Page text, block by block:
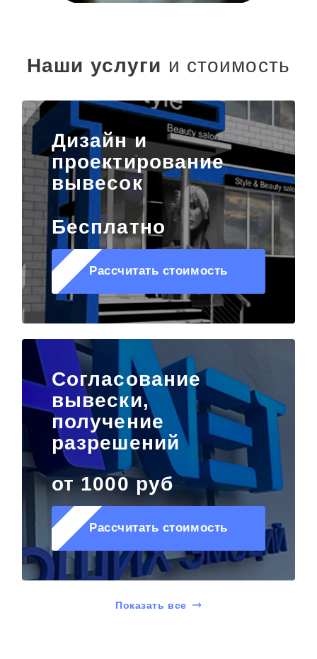
Наши услуги и стоимость
Дизайн и
проектирование
вывесок
Бесплатно
Рассчитать стоимость
Согласование
вывески,
получение
разрешений
от 1000 руб
Рассчитать стоимость
Показать все